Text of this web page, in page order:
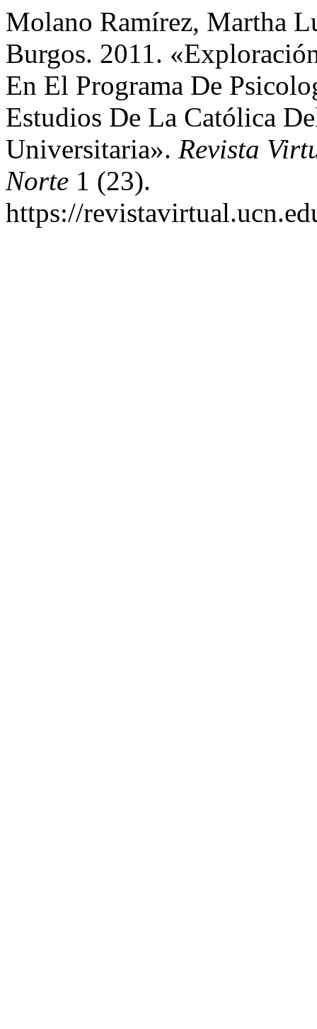
Molano Ramírez, Martha
Burgos. 2011.
En El Programa De
Estudios De La Católica
Universitaria». Revista
Norte 1 (23).
https://